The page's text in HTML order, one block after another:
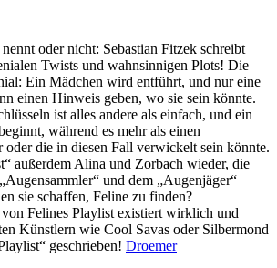
Horst
–
Bluttat
oder nicht: Sebastian Fitzek schreibt
Twists und wahnsinnigen Plots! Die
Ein Mädchen wird entführt, und nur eine
einen Hinweis geben, wo sie sein könnte.
ist alles andere als einfach, und ein
während es mehr als einen
oder die in diesen Fall verwickelt sein könnte.
außerdem Alina und Zorbach wieder, die
und dem „Augenjäger“
sie schaffen, Feline zu finden?
Felines Playlist existiert wirklich und
Künstlern wie Cool Savas oder Silbermond
geschrieben! Droemer